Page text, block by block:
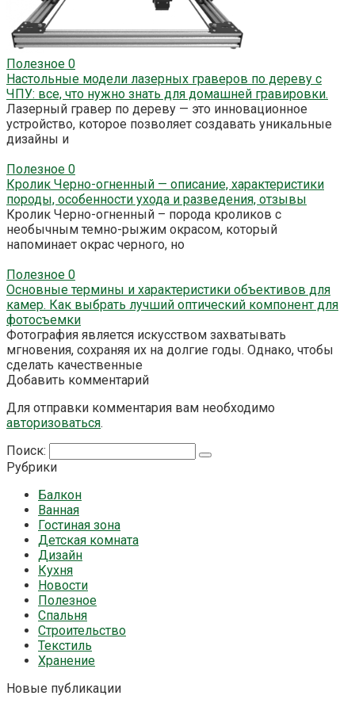
Полезное 0
Настольные модели лазерных граверов по дереву с
ЧПУ: все, что нужно знать для домашней гравировки.
Лазерный гравер по дереву — это инновационное
устройство, которое позволяет создавать уникальные
дизайны и
Полезное 0
Кролик Черно-огненный — описание, характеристики
породы, особенности ухода и разведения, отзывы
Кролик Черно-огненный – порода кроликов с
необычным темно-рыжим окрасом, который
напоминает окрас черного, но
Полезное 0
Основные термины и характеристики объективов для
камер. Как выбрать лучший оптический компонент для
фотосъемки
Фотография является искусством захватывать
мгновения, сохраняя их на долгие годы. Однако, чтобы
сделать качественные
Добавить комментарий
Для отправки комментария вам необходимо
авторизоваться.
Поиск:
Рубрики
Балкон
Ванная
Гостиная зона
Детская комната
Дизайн
Кухня
Новости
Полезное
Спальня
Строительство
Текстиль
Хранение
Новые публикации